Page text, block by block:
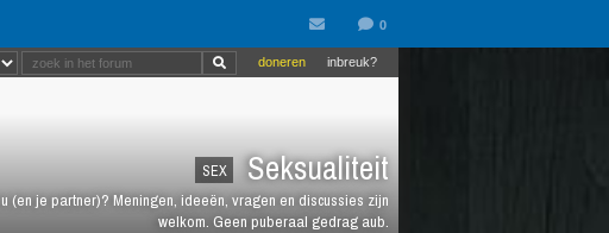
SEX Seksualiteit
(en je partner)? Meningen, ideeën, vragen en discussies zijn
welkom. Geen puberaal gedrag aub.
inbreuk?
doneren